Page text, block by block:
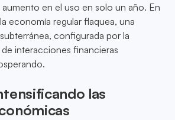
aumento en el uso en solo un año. En
economía regular flaquea, una
configurada por la
interacciones financieras
las